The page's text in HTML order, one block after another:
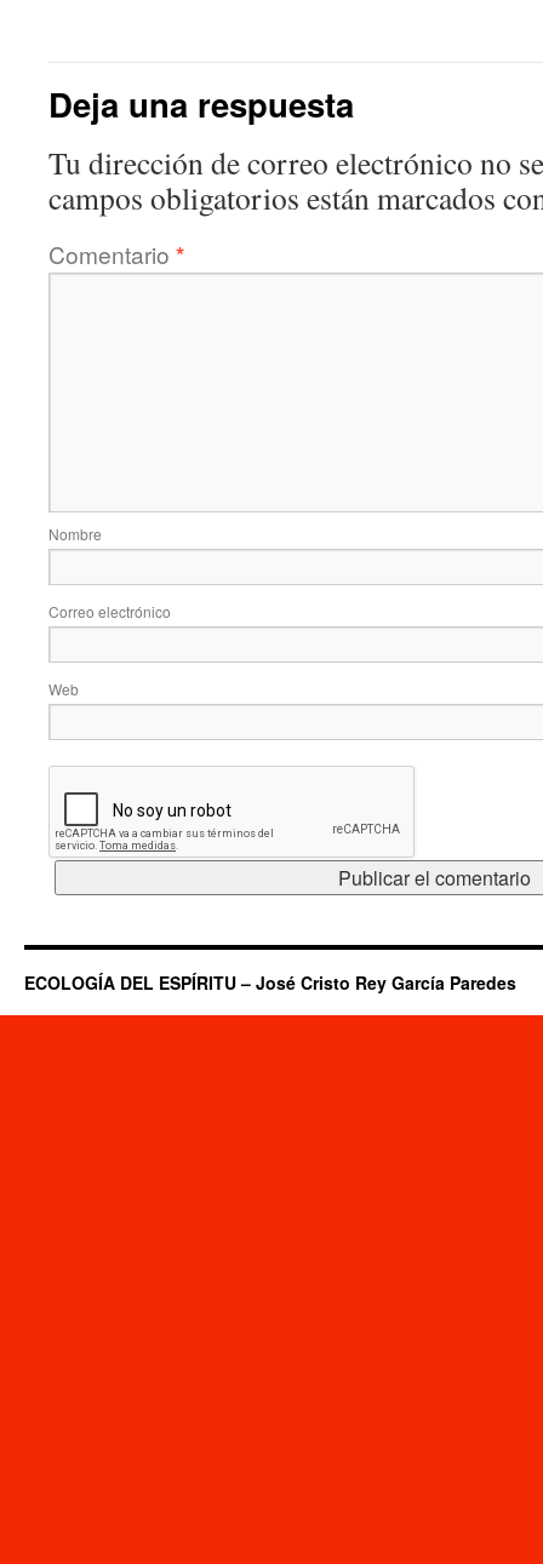
Deja una respuesta
Tu dirección de correo electrónico no
campos obligatorios están marcados
Comentario *
Nombre
Correo electrónico
Web
ECOLOGÍA DEL ESPÍRITU – José Cristo Rey García Paredes